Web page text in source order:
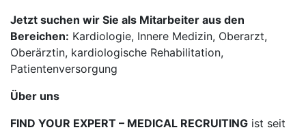
Jetzt suchen wir Sie als Mitarbeiter aus den
Bereichen: Kardiologie, Innere Medizin, Oberarzt,
Oberärztin, kardiologische Rehabilitation,
Patientenversorgung
Über uns
FIND YOUR EXPERT – MEDICAL RECRUITING ist seit